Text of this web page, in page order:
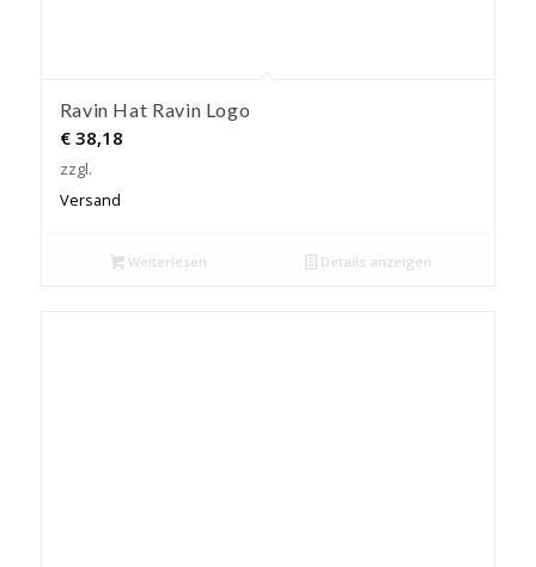
Ravin Hat Ravin Logo
€38,18
zzgl.
Versand
Weiterlesen Details anzeigen